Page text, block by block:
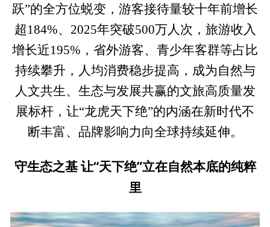
跃”的全方位蜕变，游客接待量较十年前增长
超184%、2025年突破500万人次，旅游收入
增长近195%，省外游客、青少年客群等占比
持续攀升，人均消费稳步提高，成为自然与
人文共生、生态与发展共赢的文旅高质量发
展标杆，让“龙虎天下绝”的内涵在新时代不
断丰富、品牌影响力向全球持续延伸。
守生态之基 让“天下绝”立在自然本底的纯粹
里